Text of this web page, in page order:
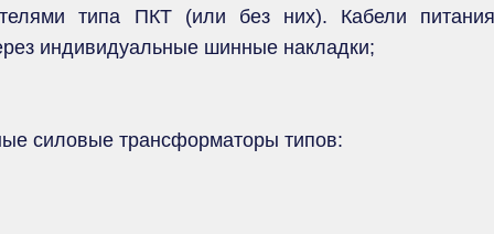
типа ПКТ (или без них). Кабели
индивидуальные шинные накладки;
силовые трансформаторы типов: